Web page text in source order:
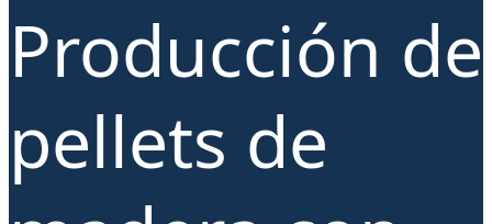
Producción de
pellets de